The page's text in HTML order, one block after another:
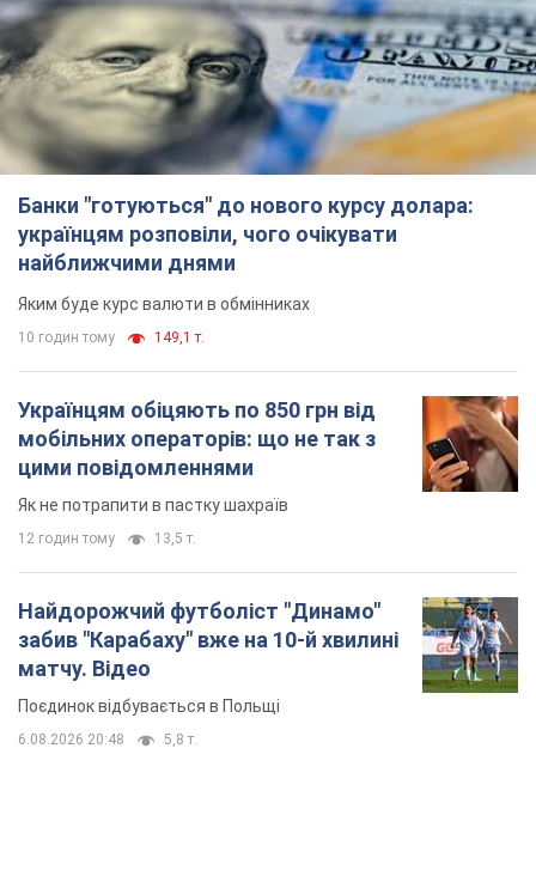
Банки "готуються" до нового курсу долара:
українцям розповіли, чого очікувати
найближчими днями
Яким буде курс валюти в обмінниках
10 годин тому 149,1 т.
Українцям обіцяють по 850 грн від
мобільних операторів: що не так з
цими повідомленнями
Як не потрапити в пастку шахраїв
12 годин тому 13,5 т.
Найдорожчий футболіст "Динамо"
забив "Карабаху" вже на 10-й хвилині
матчу. Відео
Поєдинок відбувається в Польщі
6.08.2026 20:48 5,8 т.